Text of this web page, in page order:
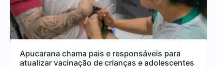
Apucarana chama pais e responsáveis para
atualizar vacinação de crianças e adolescentes